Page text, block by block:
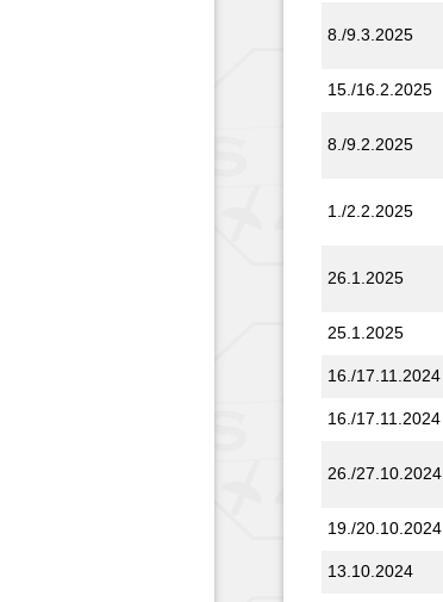
8./9.3.2025
15./16.2.2025
8./9.2.2025
1./2.2.2025
26.1.2025
25.1.2025
16./17.11.2024
16./17.11.2024
26./27.10.2024
19./20.10.2024
13.10.2024